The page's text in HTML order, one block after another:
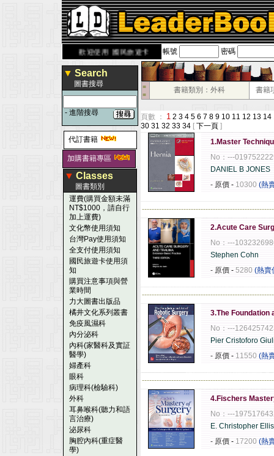
歡迎使用 國民旅遊卡！！ 帳號 密碼
▼ Search
圖書搜尋
- 進階搜尋
代訂書籍
加購書籍專區
▼ Classes
圖書類別
運費(購買金額未滿
NT$1000，請自行
加上運費)
文化幣使用須知
台灣Pay使用須知
全支付使用須知
國民旅遊卡使用須
知
購買注意事項與營
業時間
力大圖書出版品
橘井文化系列叢書
免疫風濕科
內分泌科
內科(家醫科及實証
醫學)
婦產科
眼科
病理科(檢驗科)
外科
耳鼻喉科(聽力和語
言治療)
泌尿科
胸腔內科(重症醫
學)
■
■
書籍類別：外科 書籍
頁數 ： 1 2 3 4 5 6 7 8 9 10 11 12 13 14
30 31 32 33 34 [ 下一頁 ]
1.Master
No：---
DANIEL B JONES
- 原價 - 10300 (熱
2.Acute Care
No：---
Stephen Cohn
- 原價 - 5280 (熱賣
3.The Foundation
No：---
Pier Cristoforo
- 原價 - 11550 (熱
4.Fischers
No：---
E. Christopher
- 原價 - 17200 (熱